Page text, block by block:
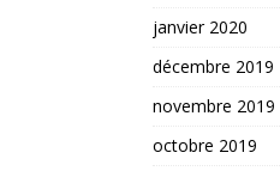
janvier 2020
décembre 2019
novembre 2019
octobre 2019